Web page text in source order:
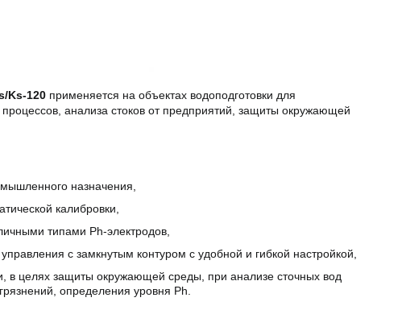
Ks-120 применяется на объектах водоподготовки для
анализа стоков от предприятий, защиты окружающей
назначения,
калибровки,
типами Ph-электродов,
с замкнутым контуром с удобной и гибкой настройкой,
в целях защиты окружающей среды, при анализе сточных вод
определения уровня Ph.